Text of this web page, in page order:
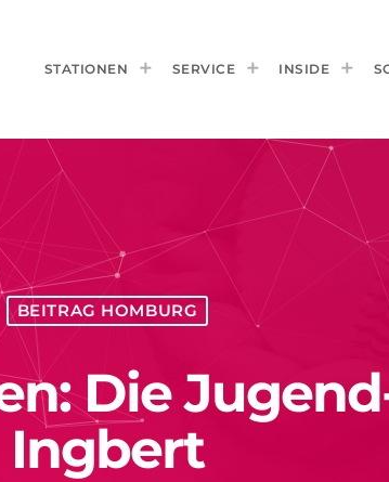
STATIONEN SERVICE INSIDE
BEITRAG HOMBURG
Die
Ingbert